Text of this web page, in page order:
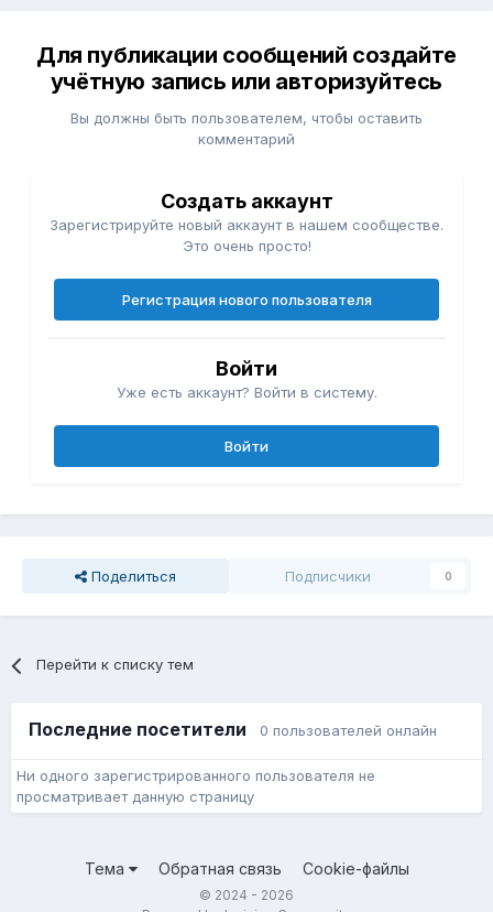
Для публикации сообщений создайте
учётную запись или авторизуйтесь
Вы должны быть пользователем, чтобы оставить
комментарий
Создать аккаунт
Зарегистрируйте новый аккаунт в нашем сообществе.
Это очень просто!
Регистрация нового пользователя
Войти
Уже есть аккаунт? Войти в систему.
Войти
Поделиться Подписчики 0
Перейти к списку тем
Последние посетители 0 пользователей онлайн
Ни одного зарегистрированного пользователя не
просматривает данную страницу
Тема Обратная связь Cookie-файлы
© 2024 - 2026